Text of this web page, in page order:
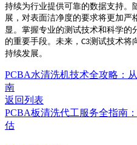
持续为行业提供可靠的数据支持。
展，对表面洁净度的要求将更加严
显。掌握专业的测试技术和科学的
的重要手段。未来， C3测试技术将
持续发展。
PCBA水清洗机技术全攻略：
南
返回列表
PCBA板清洗代工服务全指南
估